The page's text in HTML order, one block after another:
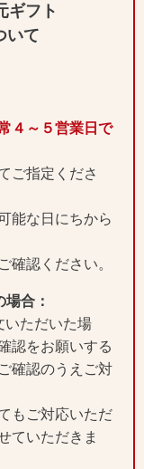
ギフト
いて
４～５営業日で
ご指定くださ
能な日にちから
確認ください。
合：
いただいた場
認をお願いする
確認のうえご対
もご対応いただ
ていただきま